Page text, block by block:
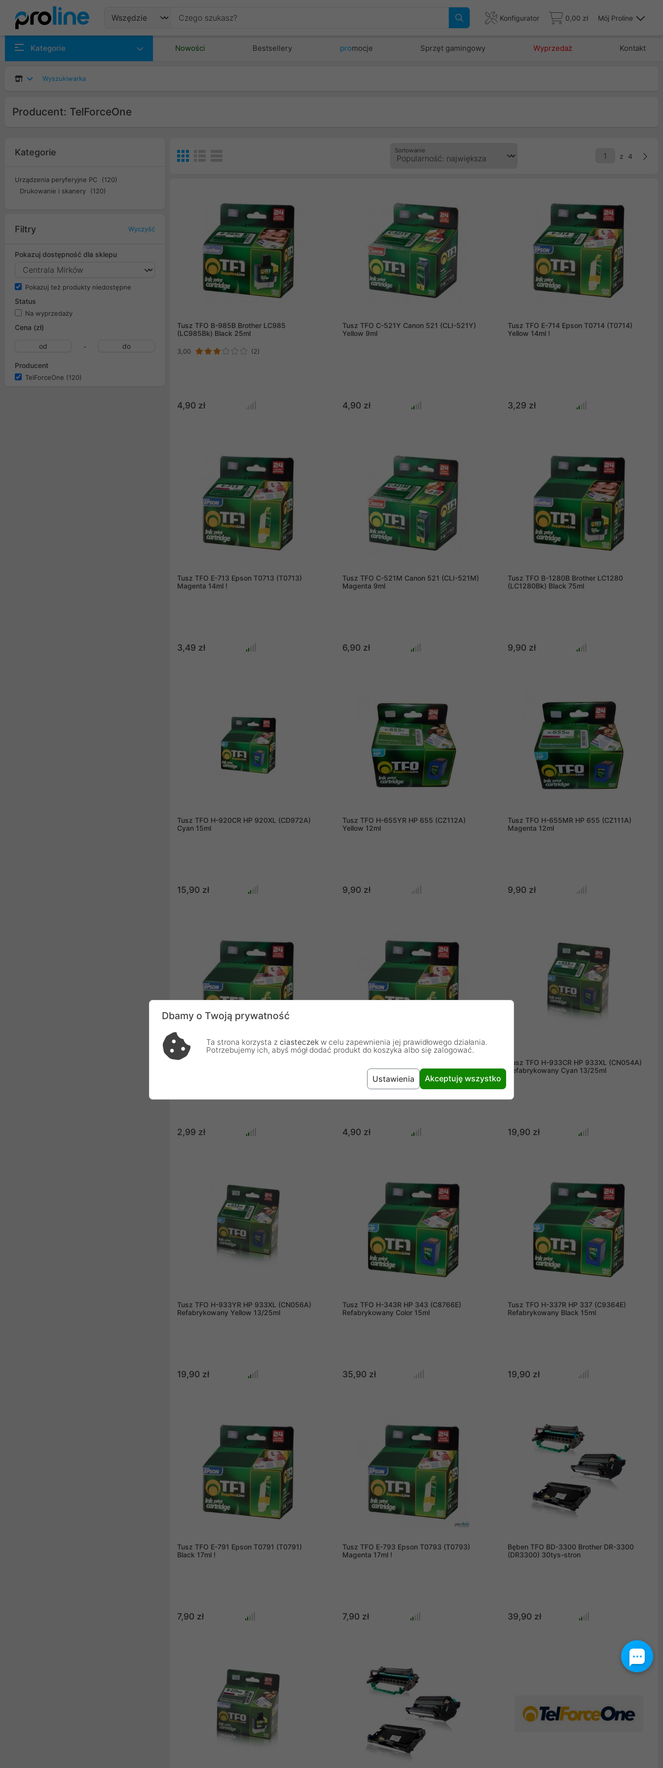
Konfigurator 0,00 zł Mój Proline
Kategorie Nowości Bestsellery promocje Sprzęt gamingowy Wyprzedaż Kontakt
Wyszukiwarka
Producent: TelForceOne
Kategorie
Urządzenia peryferyjne PC
(120)
Drukowanie i skanery
(120)
Filtry Wyczyść
Pokazuj dostępność dla sklepu
Pokazuj też produkty niedostępne
Status
Na wyprzedaży
Cena (zł)
-
Producent
TelForceOne (120)
Sortowanie
z 4
Tusz TFO B-985B Brother LC985
(LC985Bk) Black 25ml
3,00 (2)
4,90 zł
Tusz TFO C-521Y Canon 521 (CLI-521Y)
Yellow 9ml
4,90 zł
Tusz TFO E-714 Epson T0714 (T0714)
Yellow 14ml !
3,29 zł
Tusz TFO E-713 Epson T0713 (T0713)
Magenta 14ml !
3,49 zł
Tusz TFO C-521M Canon 521 (CLI-521M)
Magenta 9ml
6,90 zł
Tusz TFO B-1280B Brother LC1280
(LC1280Bk) Black 75ml
9,90 zł
Tusz TFO H-920CR HP 920XL (CD972A)
Cyan 15ml
15,90 zł
Tusz TFO H-655YR HP 655 (CZ112A)
Yellow 12ml
9,90 zł
Tusz TFO H-655MR HP 655 (CZ111A)
Magenta 12ml
9,90 zł
Tusz TFO E-1304 Epson T1304 (T1304)
2,99 zł
Black 12ml
4,90 zł
Tusz TFO H-933CR HP 933XL (CN054A)
Refabrykowany Cyan 13/25ml
19,90 zł
Tusz TFO H-933YR HP 933XL (CN056A)
Refabrykowany Yellow 13/25ml
19,90 zł
Tusz TFO H-343R HP 343 (C8766E)
Refabrykowany Color 15ml
35,90 zł
Tusz TFO H-337R HP 337 (C9364E)
Refabrykowany Black 15ml
19,90 zł
Tusz TFO E-791 Epson T0791 (T0791)
Black 17ml !
7,90 zł
Tusz TFO E-793 Epson T0793 (T0793)
Magenta 17ml !
7,90 zł
Bęben TFO BD-3300 Brother DR-3300
(DR3300) 30tys-stron
39,90 zł
Dbamy o Twoją prywatność
Ta strona korzysta z ciasteczek w celu zapewnienia jej prawidłowego działania.
Potrzebujemy ich, abyś mógł dodać produkt do koszyka albo się zalogować.
Ustawienia Akceptuję wszystko